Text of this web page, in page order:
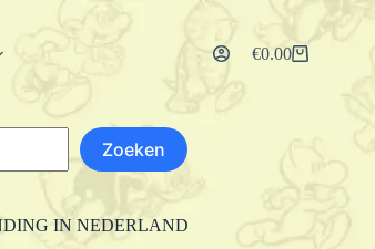
Winkelwagen
€0.00
Zoeken
IN NEDERLAND